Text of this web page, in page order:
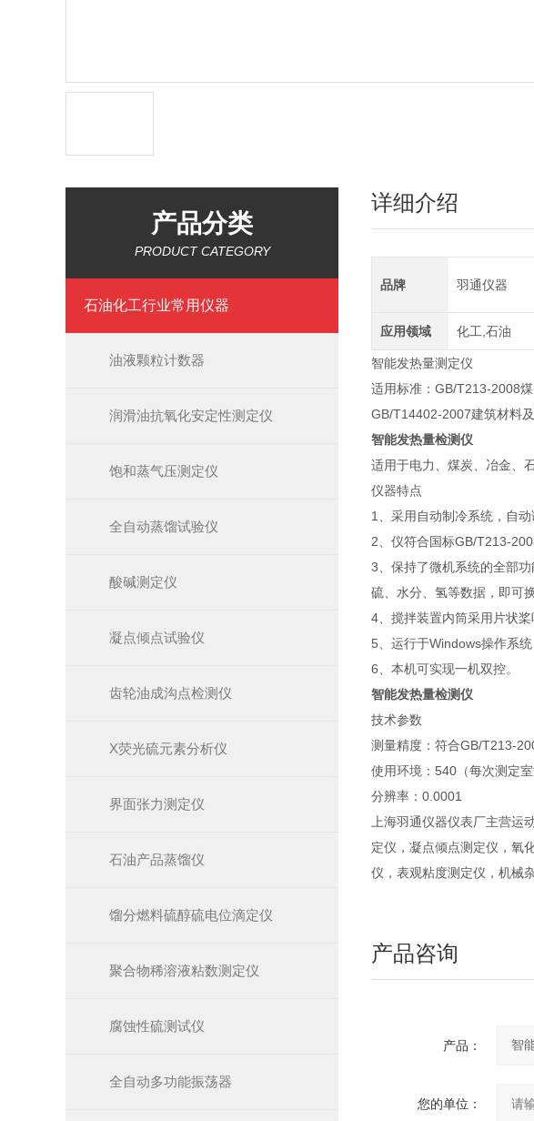
产品分类
PRODUCT CATEGORY
石油化工行业常用仪器
油液颗粒计数器
润滑油抗氧化安定性测定仪
饱和蒸气压测定仪
全自动蒸馏试验仪
酸碱测定仪
凝点倾点试验仪
齿轮油成沟点检测仪
X荧光硫元素分析仪
界面张力测定仪
石油产品蒸馏仪
馏分燃料硫醇硫电位滴定仪
聚合物稀溶液粘数测定仪
腐蚀性硫测试仪
全自动多功能振荡器
详细介绍
品牌 羽通仪器
应用领域 化工,石油
智能发热量测定仪
适用标准：GB/T213-2008
GB/T14402-2007建筑材料
智能发热量检测仪
适用于电力、煤炭、冶金、
仪器特点
1、采用自动制冷系统，自
2、仪符合国标GB/T213-
3、保持了微机系统的全部
硫、水分、氢等数据，即可
4、搅拌装置内筒采用片状
5、运行于Windows操作系
6、本机可实现一机双控。
智能发热量检测仪
技术参数
测量精度：符合GB/T213-
使用环境：540（每次测定室
分辨率：0.0001
上海羽通仪器仪表厂主营
定仪，凝点倾点测定仪，氧
仪，表观粘度测定仪，机械
产品咨询
产品：
您的单位：